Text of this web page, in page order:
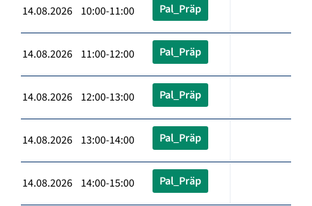
14.08.2026 10:00-11:00 Pal_Präp
14.08.2026 11:00-12:00 Pal_Präp
14.08.2026 12:00-13:00 Pal_Präp
14.08.2026 13:00-14:00 Pal_Präp
14.08.2026 14:00-15:00 Pal_Präp